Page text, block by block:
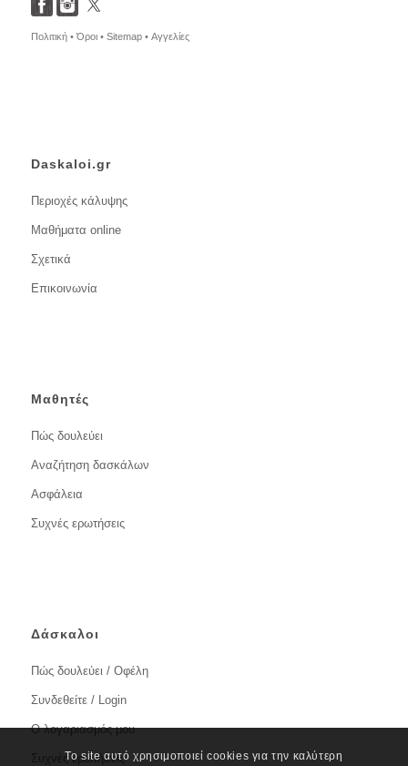
Πολιτική •Όροι • Sitemap • Αγγελίες
Daskaloi.gr
Περιοχές κάλυψης
Μαθήματα online
Σχετικά
Επικοινωνία
Μαθητές
Πώς δουλεύει
Αναζήτηση δασκάλων
Ασφάλεια
Συχνές ερωτήσεις
Δάσκαλοι
Πώς δουλεύει / Οφέλη
Συνδεθείτε / Login
Ο λογαριασμός μου
Συχνές ερωτήσεις
Το site αυτό χρησιμοποιεί cookies για την καλύτερη